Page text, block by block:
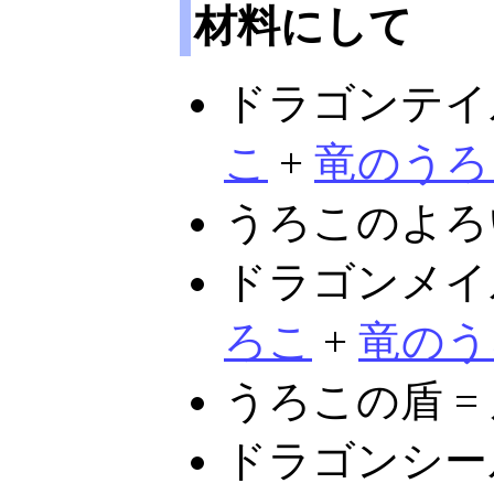
材料にして
ドラゴンテ
こ + 竜のう
うろこのよ
ドラゴンメ
ろこ + 竜の
うろこの盾
ドラゴンシ